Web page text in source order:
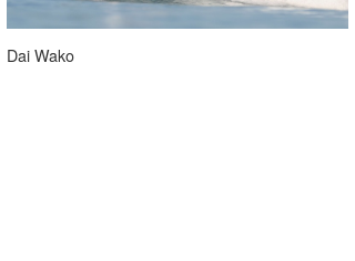
Dai Wako